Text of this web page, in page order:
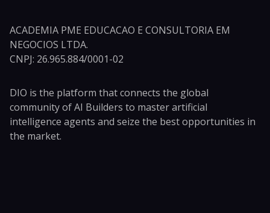
ACADEMIA PME EDUCACAO E CONSULTORIA EM
NEGOCIOS LTDA.
CNPJ: 26.965.884/0001-02
DIO is the platform that connects the global
community of AI Builders to master artificial
intelligence agents and seize the best opportunities in
the market.